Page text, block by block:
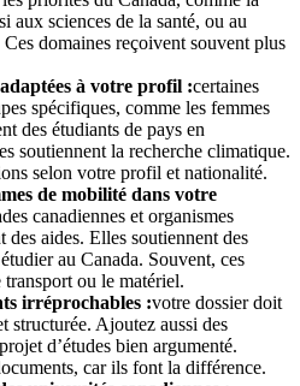
aux sciences de la santé, ou au
domaines reçoivent souvent plus
à votre profil :certaines
spécifiques, comme les femmes
des étudiants de pays en
soutiennent la recherche climatique.
selon votre profil et nationalité.
de mobilité dans votre
canadiennes et organismes
aides. Elles soutiennent des
au Canada. Souvent, ces
ou le matériel.
irréprochables :votre dossier doit
structurée. Ajoutez aussi des
d’études bien argumenté.
car ils font la différence.